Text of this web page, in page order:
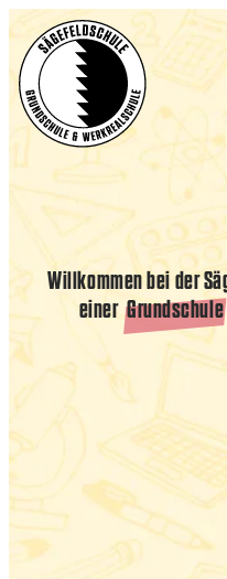
Willkommen bei der
einer Grundschule